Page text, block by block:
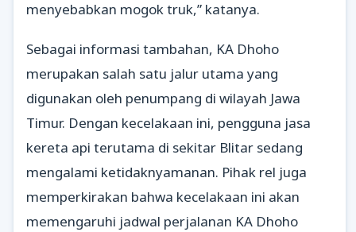
menyebabkan mogok truk,” katanya.
Sebagai informasi tambahan, KA Dhoho
merupakan salah satu jalur utama yang
digunakan oleh penumpang di wilayah Jawa
Timur. Dengan kecelakaan ini, pengguna jasa
kereta api terutama di sekitar Blitar sedang
mengalami ketidaknyamanan. Pihak rel juga
memperkirakan bahwa kecelakaan ini akan
memengaruhi jadwal perjalanan KA Dhoho